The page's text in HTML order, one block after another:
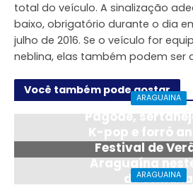
total do veículo. A sinalização
baixo, obrigatório durante o dia
julho de 2016. Se o veículo for
neblina, elas também podem ser
Você também pode gostar
ARAGUAINA
Pagode,
K-pop e forró
Festival de
Araguaína
de semana
ARAGUAINA